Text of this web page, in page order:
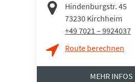
Hindenburgstr. 45
73230 Kirchheim
+49 7021 – 9924037
Route berechnen
MEHR INFOS